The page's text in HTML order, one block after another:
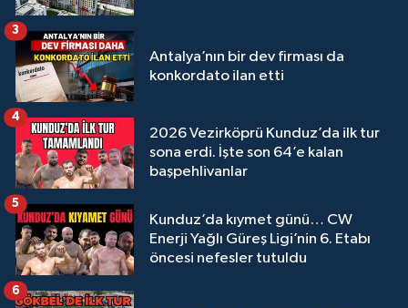
Antalya’nın bir dev firması da
konkordato ilan etti
3
2026 Vezirköprü Kunduz’da ilk tur
sona erdi. İşte son 64’e kalan
başpehlivanlar
4
Kunduz’da kıymet günü… CW
Enerji Yağlı Güreş Ligi’nin 6. Etabı
öncesi nefesler tutuldu
5
6